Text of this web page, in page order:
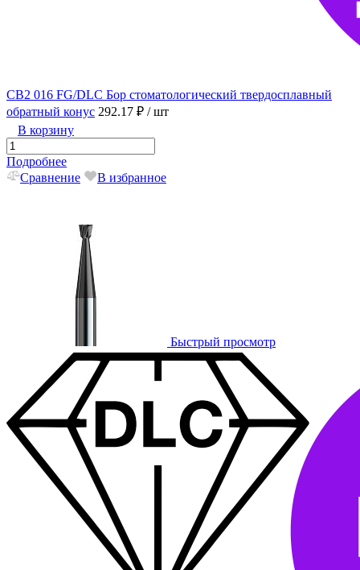
CB2 016 FG/DLC Бор стоматологический твердосплавный
обратный конус 292.17 ₽ / шт
В корзину
Подробнее
Сравнение
В избранное
Быстрый просмотр